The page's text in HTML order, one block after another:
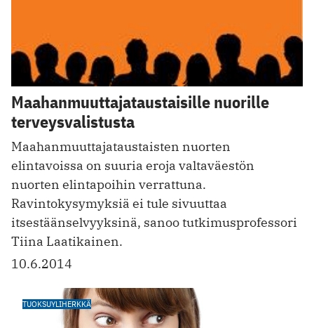
Maahanmuuttajataustaisille nuorille
terveysvalistusta
Maahanmuuttajataustaisten nuorten
elintavoissa on suuria eroja valtaväestön
nuorten elintapoihin verrattuna.
Ravintokysymyksiä ei tule sivuuttaa
itsestäänselvyyksinä, sanoo tutkimusprofessori
Tiina Laatikainen.
10.6.2014
TUOKSUYLIHERKKÄ